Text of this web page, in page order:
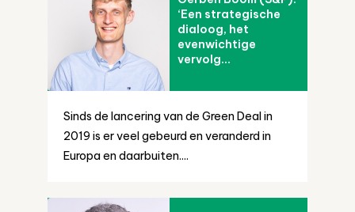
‘Een strategische
dialoog, het
evenwichtige
vervolg...
Sinds de lancering van de Green Deal in
2019 is er veel gebeurd en veranderd in
Europa en daarbuiten....